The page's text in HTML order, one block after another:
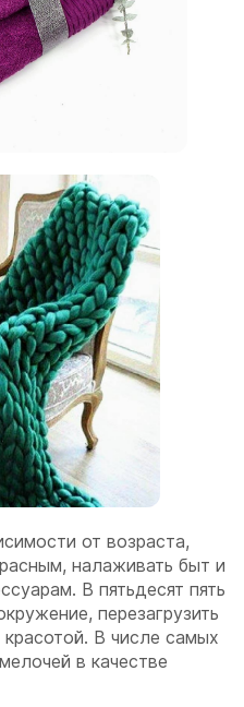
от возраста,
налаживать быт и
В пятьдесят пять
перезагрузить
В числе самых
в качестве